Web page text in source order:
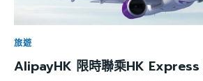
旅遊
AlipayHK 限時聯乘HK Express